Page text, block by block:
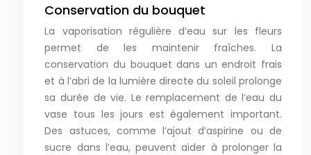
Conservation du bouquet
La vaporisation régulière d’eau sur les fleurs
permet de les maintenir fraîches. La
conservation du bouquet dans un endroit frais
et à l’abri de la lumière directe du soleil prolonge
sa durée de vie. Le remplacement de l’eau du
vase tous les jours est également important.
Des astuces, comme l’ajout d’aspirine ou de
sucre dans l’eau, peuvent aider à prolonger la